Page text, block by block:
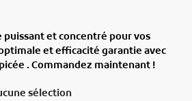
puissant et concentré pour vos
et efficacité garantie avec
. Commandez maintenant !
sélection